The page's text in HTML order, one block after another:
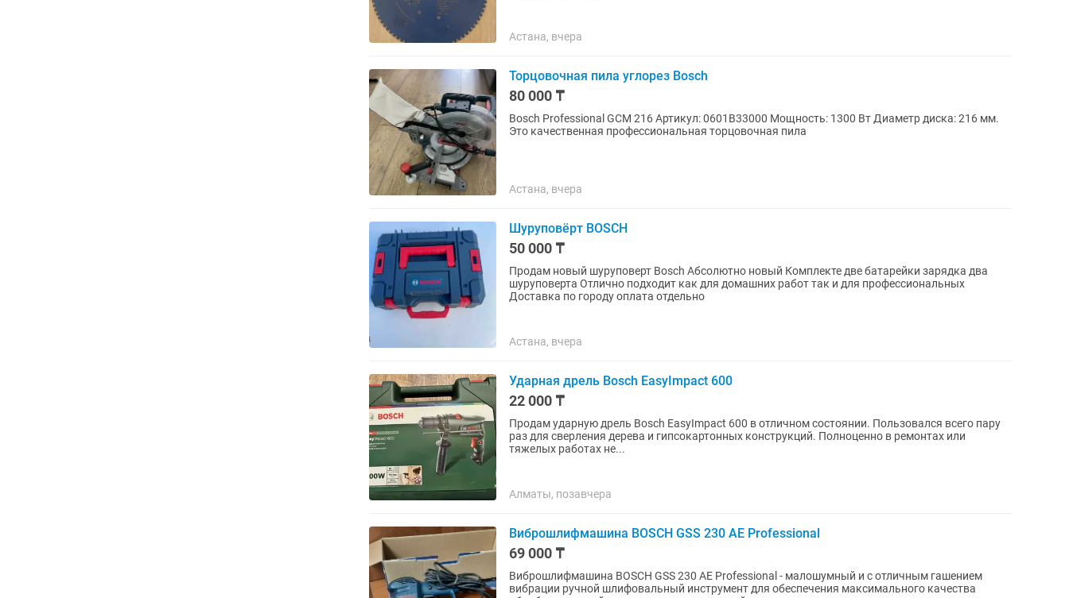
Астана, вчера
Торцовочная пила углорез Bosch
80 000 ₸
Bosch Professional GCM 216 Артикул: 0601B33000 Мощность: 1300 Вт Диаметр диска: 216 мм.
Это качественная профессиональная торцовочная пила
Астана, вчера
Шуруповёрт BOSCH
50 000 ₸
Продам новый шуруповерт Bosch Абсолютно новый Комплекте две батарейки зарядка два
шуруповерта Отлично подходит как для домашних работ так и для профессиональных
Доставка по городу оплата отдельно
Астана, вчера
Ударная дрель Bosch EasyImpact 600
22 000 ₸
Продам ударную дрель Bosch EasyImpact 600 в отличном состоянии. Пользовался всего пару
раз для сверления дерева и гипсокартонных конструкций. Полноценно в ремонтах или
тяжелых работах не...
Алматы, позавчера
Виброшлифмашина BOSCH GSS 230 AE Professional
69 000 ₸
Виброшлифмашина BOSCH GSS 230 AE Professional - малошумный и с отличным гашением
вибрации ручной шлифовальный инструмент для обеспечения максимального качества